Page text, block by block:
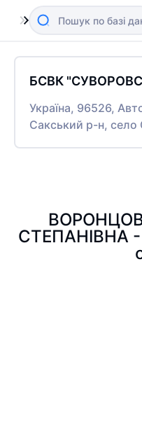
БСВК
Україна, 96526,
Сакський р-н, село
СТЕПАНІВНА -